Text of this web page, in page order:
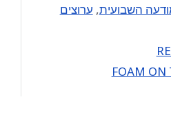
השבועית, ערוצים
FOAM ON